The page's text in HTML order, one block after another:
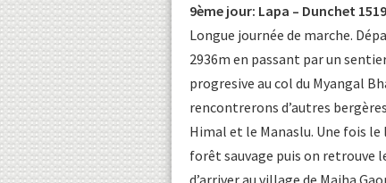
9ème jour: Lapa – Dunchet
Longue journée de marche.
2936m en passant par un
progresive au col du Myangal
rencontrerons d’autres
Himal et le Manaslu. Une fois le
forêt sauvage puis on retrouve
d’arriver au village de Majha